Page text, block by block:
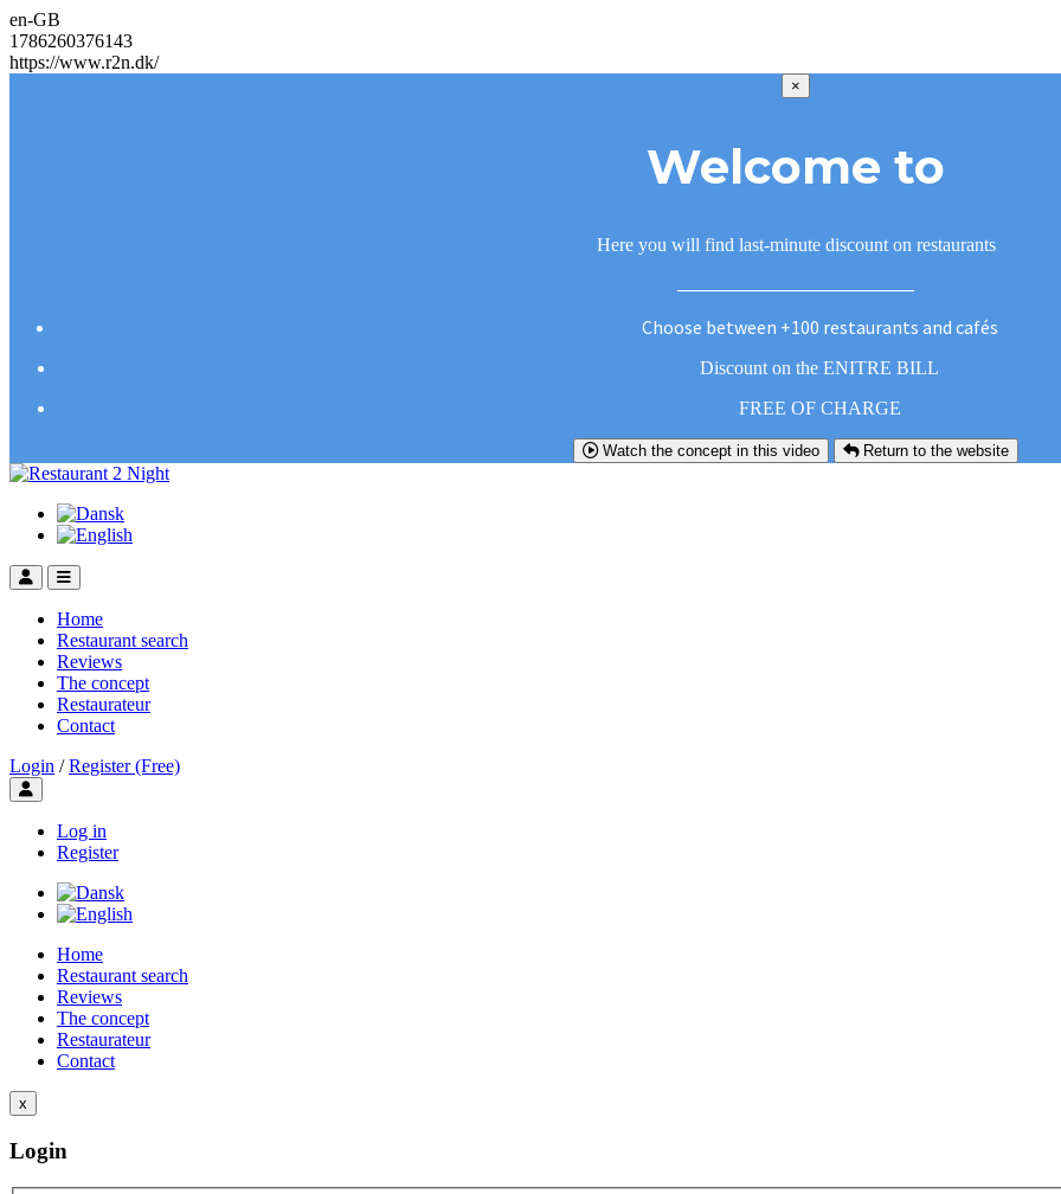
en-GB
1786260376143
https://www.r2n.dk/
×
Welcome to
Here you will find last-minute discount on restaurants
Choose between +100 restaurants and cafés
Discount on the ENITRE BILL
FREE OF CHARGE
Watch the concept in this video Return to the website
Home
Restaurant search
Reviews
The concept
Restaurateur
Contact
Login / Register (Free)
Toggle user menu
Log in
Register
Home
Restaurant search
Reviews
The concept
Restaurateur
Contact
x
Login